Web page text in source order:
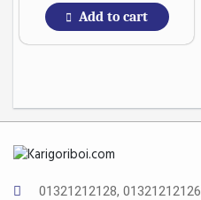
Add to cart
01321212128, 01321212126